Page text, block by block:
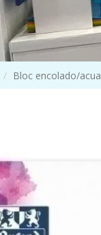
Bloc encolado/